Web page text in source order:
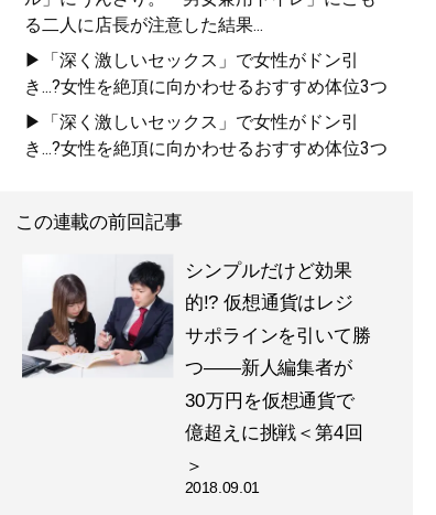
る二人に店長が注意した結果...
▶「深く激しいセックス」で女性がドン引
き...?女性を絶頂に向かわせるおすすめ体位3つ
▶「深く激しいセックス」で女性がドン引
き...?女性を絶頂に向かわせるおすすめ体位3つ
この連載の前回記事
シンプルだけど効果
的!? 仮想通貨はレジ
サポラインを引いて勝
つ――新人編集者が
30万円を仮想通貨で
億超えに挑戦＜第4回
＞
2018.09.01